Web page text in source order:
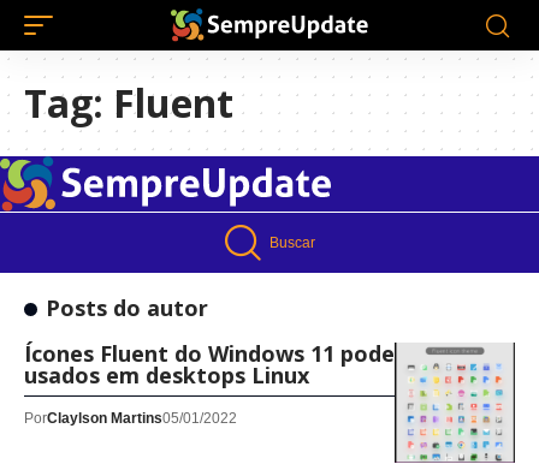
Tag: Fluent
Buscar
Posts do autor
Ícones Fluent do Windows 11 podem ser
usados em desktops Linux
PorClaylson Martins05/01/2022